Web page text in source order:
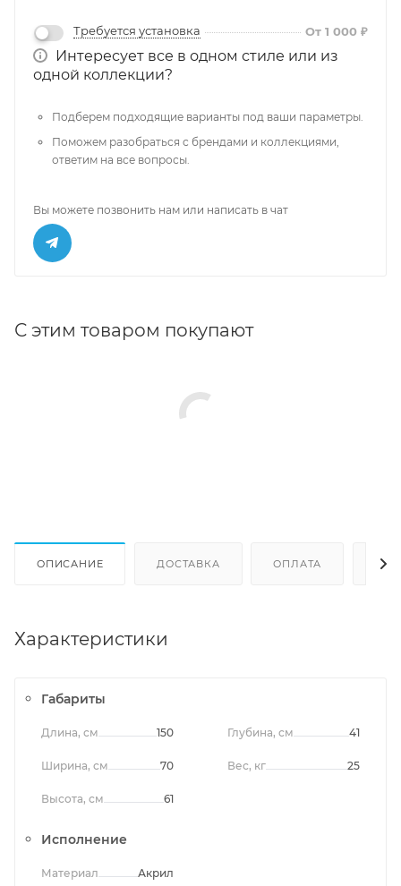
Требуется установка От 1 000 ₽
Интересует все в одном стиле или из
одной коллекции?
Подберем подходящие варианты под ваши параметры.
Поможем разобраться с брендами и коллекциями,
ответим на все вопросы.
Вы можете позвонить нам или написать в чат
С этим товаром покупают
ОПИСАНИЕ ДОСТАВКА ОПЛАТА
Характеристики
Габариты
Длина, см 150
Ширина, см 70
Высота, см 61
Глубина, см 41
Вес, кг 25
Исполнение
Материал Акрил